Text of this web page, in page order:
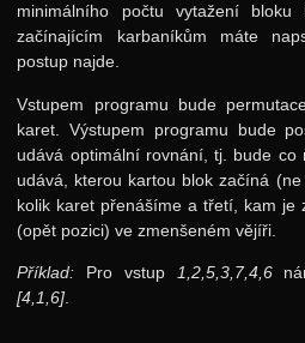
minimálního počtu vytažení
začínajícím karbaníkům máte
postup najde.
Vstupem programu bude
karet. Výstupem programu bude
udává optimální rovnání, tj. bude
udává, kterou kartou blok začíná
kolik karet přenášíme a třetí, kam je
(opět pozici) ve zmenšeném vějíři.
Příklad: Pro vstup 1,2,5,3,7,4,6
[4,1,6].